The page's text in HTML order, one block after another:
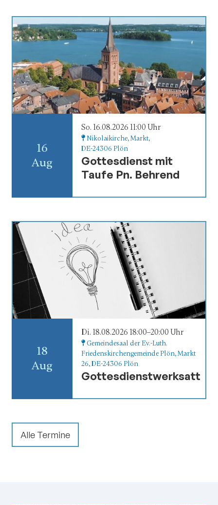
So. 16.08.2026 11:00 Uhr
Nikolaikirche, Markt,
DE-24306 Plön
Gottesdienst mit
Taufe Pn. Behrend
16
Aug
Di. 18.08.2026 18:00–20:00 Uhr
Gemeindesaal der Ev.-Luth.
Friedenskirchengemeinde Plön, Markt
26,DE-24306 Plön
Gottesdienstwerksatt
18
Aug
Alle Termine